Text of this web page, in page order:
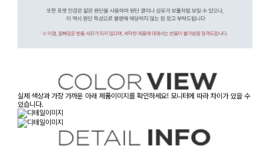
실제 색상과 가장 가까운 아래 제품이미지를 확인하세요! 모니터에 따라 차이가 있을 수
있습니다.